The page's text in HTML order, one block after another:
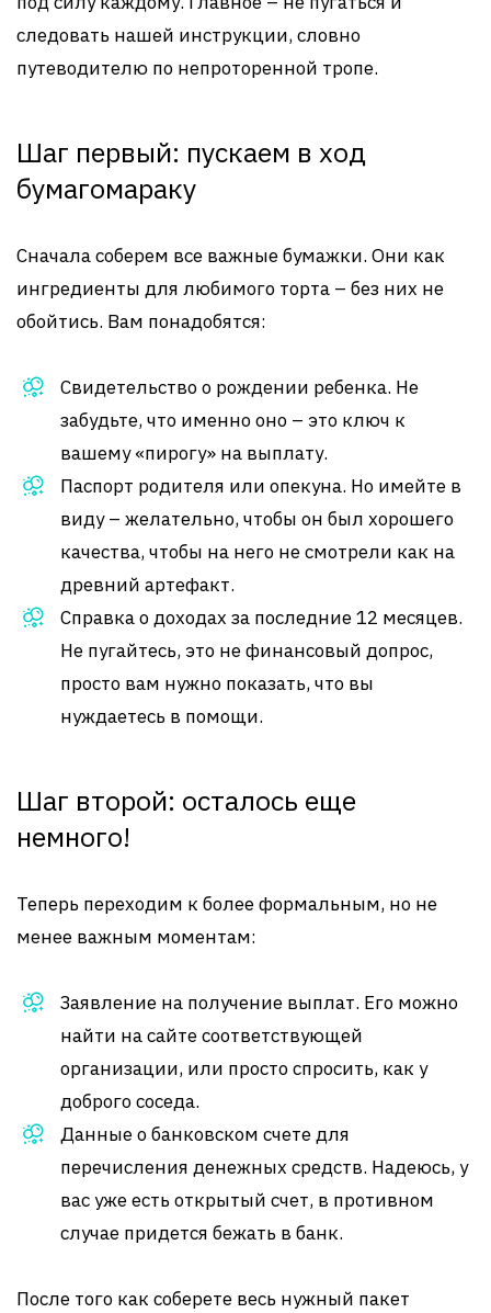
следовать нашей инструкции, словно
путеводителю по непроторенной тропе.
Шаг первый: пускаем в ход
бумагомараку
Сначала соберем все важные бумажки. Они как
ингредиенты для любимого торта – без них не
обойтись. Вам понадобятся:
Свидетельство о рождении ребенка. Не
забудьте, что именно оно – это ключ к
вашему «пирогу» на выплату.
Паспорт родителя или опекуна. Но имейте в
виду – желательно, чтобы он был хорошего
качества, чтобы на него не смотрели как на
древний артефакт.
Справка о доходах за последние 12 месяцев.
Не пугайтесь, это не финансовый допрос,
просто вам нужно показать, что вы
нуждаетесь в помощи.
Шаг второй: осталось еще
немного!
Теперь переходим к более формальным, но не
менее важным моментам:
Заявление на получение выплат. Его можно
найти на сайте соответствующей
организации, или просто спросить, как у
доброго соседа.
Данные о банковском счете для
перечисления денежных средств. Надеюсь, у
вас уже есть открытый счет, в противном
случае придется бежать в банк.
После того как соберете весь нужный пакет